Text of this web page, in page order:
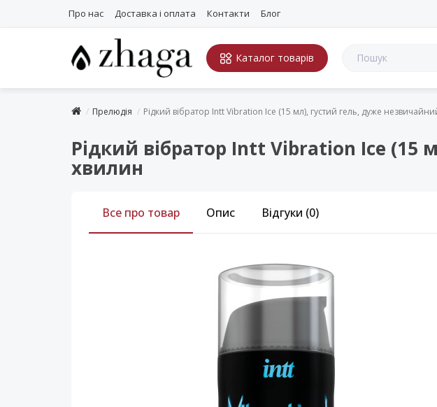
Про нас Доставка і оплата Контакти Блог
Каталог товарів
Прелюдія Рідкий вібратор Intt Vibration Ice (15 мл), густий гель, дуже
Рідкий вібратор Intt Vibration Ice (15
хвилин
Все про товар Опис Відгуки (0)